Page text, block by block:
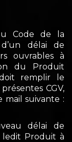
Code de la
délai de
ouvrables à
du Produit
remplir le
CGV,
mail suivante :
délai de
ledit Produit à